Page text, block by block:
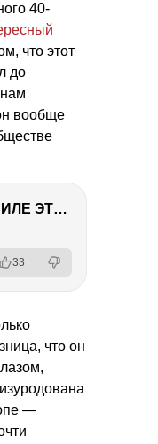
40-
что этот
до
вообще
ТЫ УДИВИШЬСЯ СИЛЕ ЭТО ЧЕЛОВЕКА! Блог о нашей поездке в Вышний Волочек
33
что он
—